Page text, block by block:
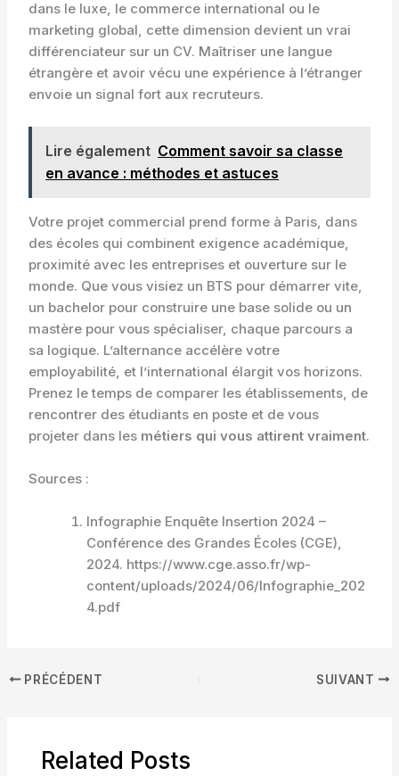
dans le luxe, le commerce international ou le
marketing global, cette dimension devient un vrai
différenciateur sur un CV. Maîtriser une langue
étrangère et avoir vécu une expérience à l’étranger
envoie un signal fort aux recruteurs.
Lire également Comment savoir sa classe
en avance : méthodes et astuces
Votre projet commercial prend forme à Paris, dans
des écoles qui combinent exigence académique,
proximité avec les entreprises et ouverture sur le
monde. Que vous visiez un BTS pour démarrer vite,
un bachelor pour construire une base solide ou un
mastère pour vous spécialiser, chaque parcours a
sa logique. L’alternance accélère votre
employabilité, et l’international élargit vos horizons.
Prenez le temps de comparer les établissements, de
rencontrer des étudiants en poste et de vous
projeter dans les métiers qui vous attirent vraiment.
Sources :
Infographie Enquête Insertion 2024 –
Conférence des Grandes Écoles (CGE),
2024. https://www.cge.asso.fr/wp-
content/uploads/2024/06/Infographie_202
4.pdf
PRÉCÉDENT SUIVANT
Related Posts